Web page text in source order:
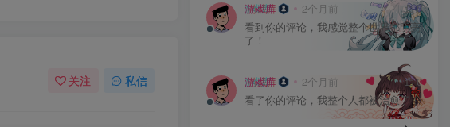
关注 私信
游戏库 2个月前
0
看到你的评论，我感觉整个世界都明亮
了！
游戏库 2个月前
0
看了你的评论，我整个人都被治愈了！